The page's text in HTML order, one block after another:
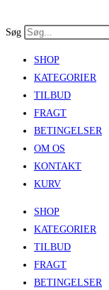
to
Søg
SHOP
KATEGORIER
TILBUD
FRAGT
BETINGELSER
OM OS
KONTAKT
KURV
SHOP
KATEGORIER
TILBUD
FRAGT
BETINGELSER